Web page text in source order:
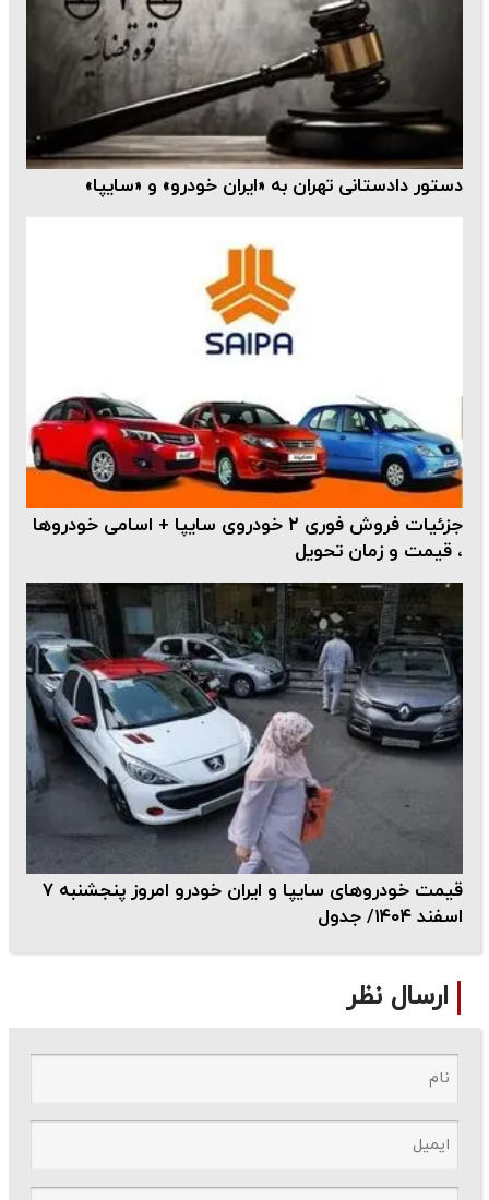
دستور دادستانی تهران به «ایران خودرو» و «سایپا»
جزئیات فروش فوری ۲ خودروی سایپا + اسامی خودروها
، قیمت و زمان تحویل
قیمت خودرو‌های سایپا و ایران خودرو امروز پنجشنبه ۷
اسفند ۱۴۰۴/ جدول
ارسال نظر